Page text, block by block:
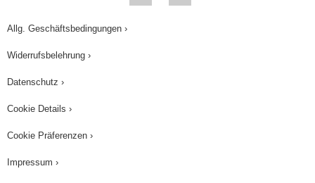
Allg. Geschäftsbedingungen ›
Widerrufsbelehrung ›
Datenschutz ›
Cookie Details ›
Cookie Präferenzen ›
Impressum ›